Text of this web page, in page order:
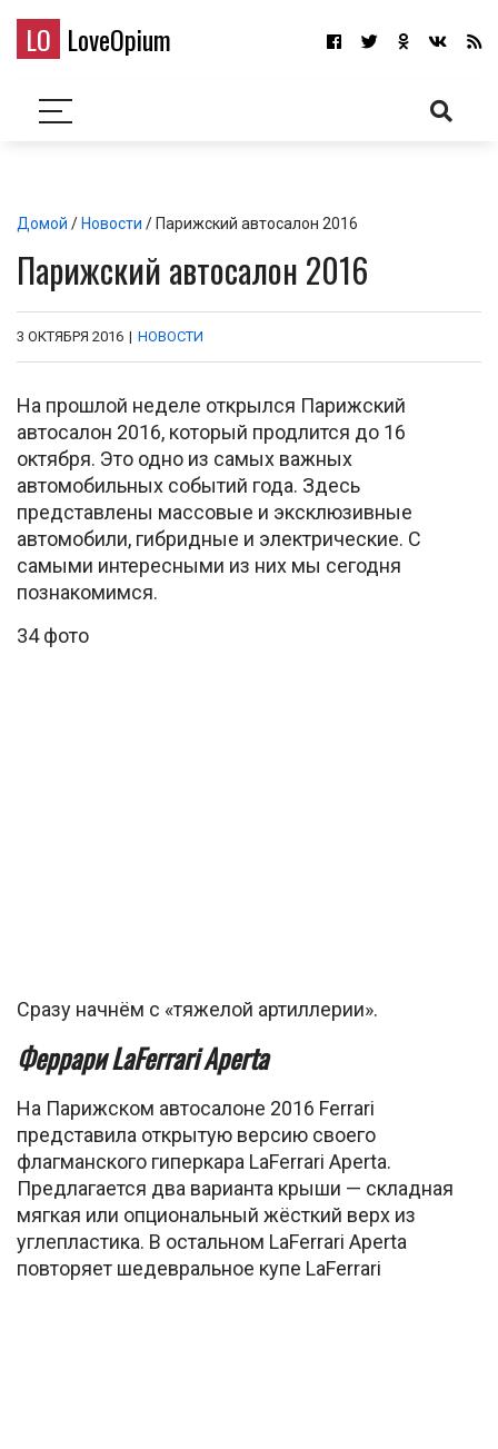
LO LoveOpium
Домой / Новости / Парижский автосалон 2016
Парижский автосалон 2016
3 ОКТЯБРЯ 2016 | НОВОСТИ
На прошлой неделе открылся Парижский
автосалон 2016, который продлится до 16
октября. Это одно из самых важных
автомобильных событий года. Здесь
представлены массовые и эксклюзивные
автомобили, гибридные и электрические. С
самыми интересными из них мы сегодня
познакомимся.
34 фото
Сразу начнём с «тяжелой артиллерии».
Феррари LaFerrari Aperta
На Парижском автосалоне 2016 Ferrari
представила открытую версию своего
флагманского гиперкара LaFerrari Aperta.
Предлагается два варианта крыши — складная
мягкая или опциональный жёсткий верх из
углепластика. В остальном LaFerrari Aperta
повторяет шедевральное купе LaFerrari